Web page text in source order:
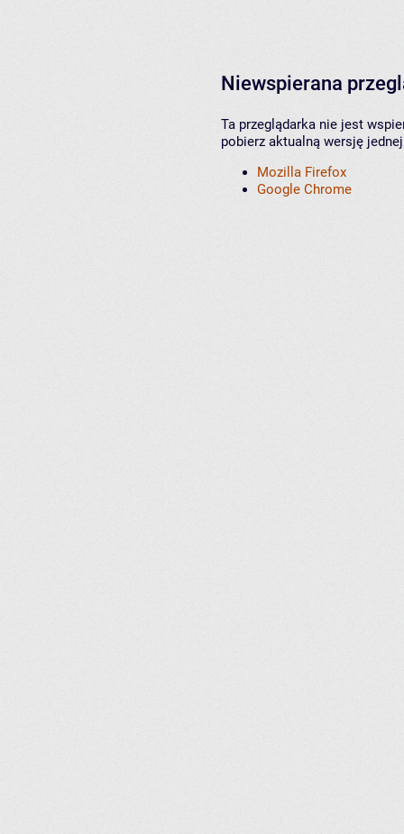
Niewspierana
Ta przeglądarka nie jest
pobierz aktualną wersję
Mozilla Firefox
Google Chrome